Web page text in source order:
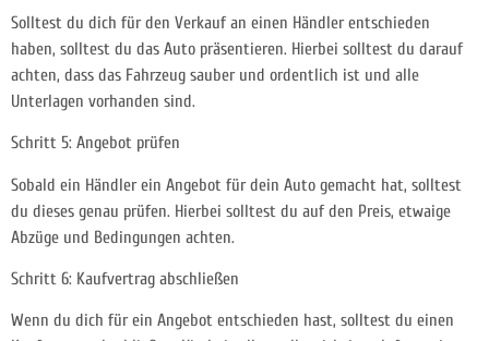
Solltest du dich für den Verkauf an einen Händler entschieden
haben, solltest du das Auto präsentieren. Hierbei solltest du darauf
achten, dass das Fahrzeug sauber und ordentlich ist und alle
Unterlagen vorhanden sind.
Schritt 5: Angebot prüfen
Sobald ein Händler ein Angebot für dein Auto gemacht hat, solltest
du dieses genau prüfen. Hierbei solltest du auf den Preis, etwaige
Abzüge und Bedingungen achten.
Schritt 6: Kaufvertrag abschließen
Wenn du dich für ein Angebot entschieden hast, solltest du einen